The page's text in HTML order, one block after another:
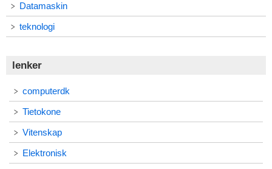
Datamaskin
teknologi
lenker
computerdk
Tietokone
Vitenskap
Elektronisk